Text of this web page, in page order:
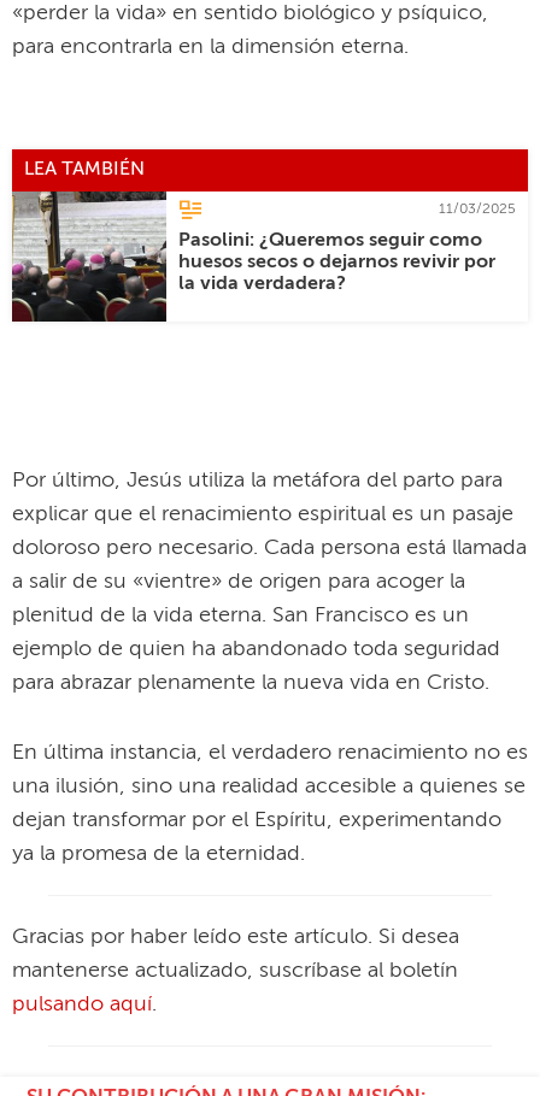
«perder la vida» en sentido biológico y psíquico,
para encontrarla en la dimensión eterna.
LEA TAMBIÉN
11/03/2025
Pasolini: ¿Queremos seguir como
huesos secos o dejarnos revivir por
la vida verdadera?
Por último, Jesús utiliza la metáfora del parto para
explicar que el renacimiento espiritual es un pasaje
doloroso pero necesario. Cada persona está llamada
a salir de su «vientre» de origen para acoger la
plenitud de la vida eterna. San Francisco es un
ejemplo de quien ha abandonado toda seguridad
para abrazar plenamente la nueva vida en Cristo.
En última instancia, el verdadero renacimiento no es
una ilusión, sino una realidad accesible a quienes se
dejan transformar por el Espíritu, experimentando
ya la promesa de la eternidad.
Gracias por haber leído este artículo. Si desea
mantenerse actualizado, suscríbase al boletín
pulsando aquí.